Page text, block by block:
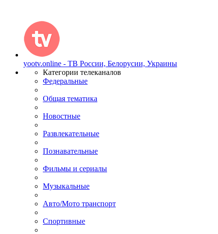
yootv.online - ТВ России, Белорусии, Украины
Категории телеканалов
Федеральные
Общая тематика
Новостные
Развлекательные
Познавательные
Фильмы и сериалы
Музыкальные
Авто/Мото транспорт
Спортивные